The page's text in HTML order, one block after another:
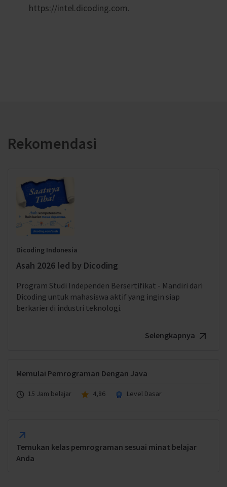
https://intel.dicoding.com.
Rekomendasi
Dicoding Indonesia
Asah 2026 led by Dicoding
Program Studi Independen Bersertifikat - Mandiri dari
Dicoding untuk mahasiswa aktif yang ingin siap
berkarier di industri teknologi.
Selengkapnya
Memulai Pemrograman Dengan Java
15 Jam belajar 4,86 Level Dasar
Temukan kelas pemrograman sesuai minat belajar
Anda